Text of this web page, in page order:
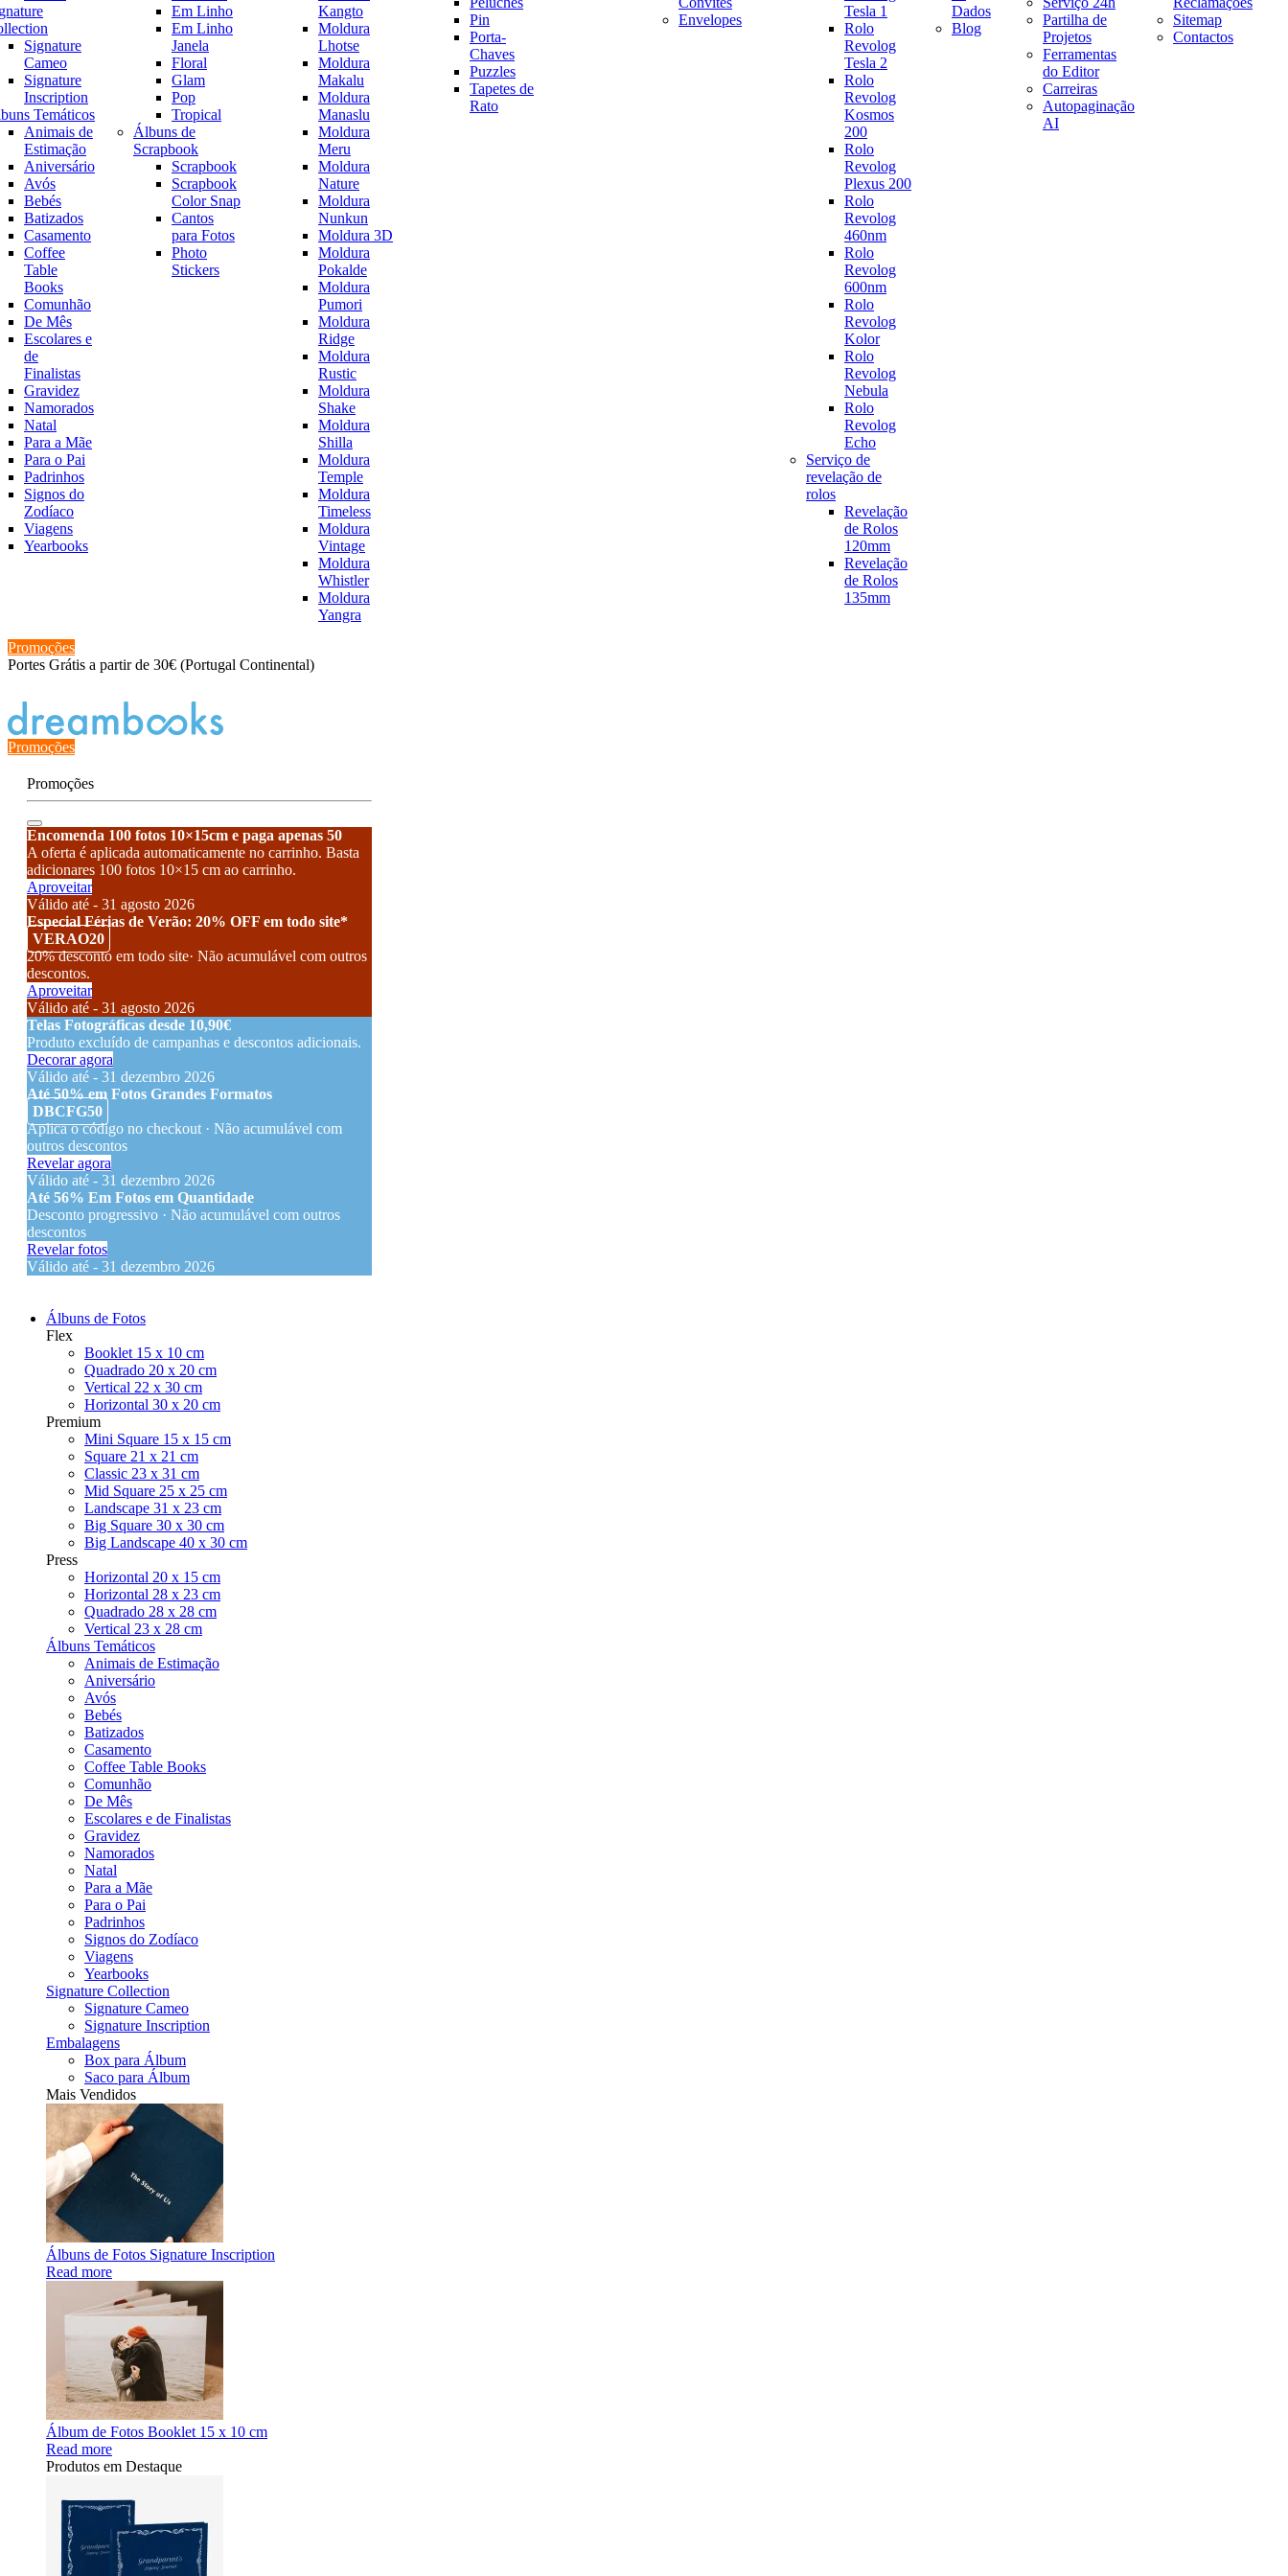
Signature
Cameo
Signature
Inscription
Temáticos
Animais de
Estimação
Aniversário
Avós
Bebés
Batizados
Casamento
Coffee
Table
Books
Comunhão
De Mês
Escolares e
de
Finalistas
Gravidez
Namorados
Natal
Para a Mãe
Para o Pai
Padrinhos
Signos do
Zodíaco
Viagens
Yearbooks
Em Linho
Em Linho
Janela
Floral
Glam
Pop
Tropical
Álbuns de
Scrapbook
Scrapbook
Scrapbook
Color Snap
Cantos
para Fotos
Photo
Stickers
Kangto
Moldura
Lhotse
Moldura
Makalu
Moldura
Manaslu
Moldura
Meru
Moldura
Nature
Moldura
Nunkun
Moldura 3D
Moldura
Pokalde
Moldura
Pumori
Moldura
Ridge
Moldura
Rustic
Moldura
Shake
Moldura
Shilla
Moldura
Temple
Moldura
Timeless
Moldura
Vintage
Moldura
Whistler
Moldura
Yangra
Pin
Porta-
Chaves
Puzzles
Tapetes de
Rato
Envelopes
Tesla 1
Rolo
Revolog
Tesla 2
Rolo
Revolog
Kosmos
200
Rolo
Revolog
Plexus 200
Rolo
Revolog
460nm
Rolo
Revolog
600nm
Rolo
Revolog
Kolor
Rolo
Revolog
Nebula
Rolo
Revolog
Echo
Serviço de
revelação de
rolos
Revelação
de Rolos
120mm
Revelação
de Rolos
135mm
Dados
Blog
Partilha de
Projetos
Ferramentas
do Editor
Carreiras
Autopaginação
AI
Sitemap
Contactos
Promoções
Portes Grátis a partir de 30€ (Portugal Continental)
Promoções
Promoções
Encomenda 100 fotos 10×15cm e paga apenas 50
A oferta é aplicada automaticamente no carrinho. Basta
adicionares 100 fotos 10×15 cm ao carrinho.
Aproveitar
Válido até - 31 agosto 2026
Especial Férias de Verão: 20% OFF em todo site*
VERAO20
20% desconto em todo site· Não acumulável com outros
descontos.
Aproveitar
Válido até - 31 agosto 2026
Telas Fotográficas desde 10,90€
Produto excluído de campanhas e descontos adicionais.
Decorar agora
Válido até - 31 dezembro 2026
Até 50% em Fotos Grandes Formatos
DBCFG50
Aplica o código no checkout · Não acumulável com
outros descontos
Revelar agora
Válido até - 31 dezembro 2026
Até 56% Em Fotos em Quantidade
Desconto progressivo · Não acumulável com outros
descontos
Revelar fotos
Válido até - 31 dezembro 2026
Álbuns de Fotos
Flex
Booklet 15 x 10 cm
Quadrado 20 x 20 cm
Vertical 22 x 30 cm
Horizontal 30 x 20 cm
Premium
Mini Square 15 x 15 cm
Square 21 x 21 cm
Classic 23 x 31 cm
Mid Square 25 x 25 cm
Landscape 31 x 23 cm
Big Square 30 x 30 cm
Big Landscape 40 x 30 cm
Press
Horizontal 20 x 15 cm
Horizontal 28 x 23 cm
Quadrado 28 x 28 cm
Vertical 23 x 28 cm
Álbuns Temáticos
Animais de Estimação
Aniversário
Avós
Bebés
Batizados
Casamento
Coffee Table Books
Comunhão
De Mês
Escolares e de Finalistas
Gravidez
Namorados
Natal
Para a Mãe
Para o Pai
Padrinhos
Signos do Zodíaco
Viagens
Yearbooks
Signature Collection
Signature Cameo
Signature Inscription
Embalagens
Box para Álbum
Saco para Álbum
Mais Vendidos
Álbuns de Fotos Signature Inscription
Read more
Álbum de Fotos Booklet 15 x 10 cm
Read more
Produtos em Destaque